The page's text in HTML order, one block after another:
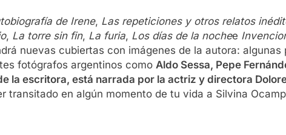
de Irene, Las repeticiones y otros relatos
, La torre sin fin, La furia, Los días de la nochee
nuevas cubiertas con imágenes de la autora:
fotógrafos argentinos como Aldo Sessa, Pepe
la escritora, está narrada por la actriz y directora
transitado en algún momento de tu vida a Silvina